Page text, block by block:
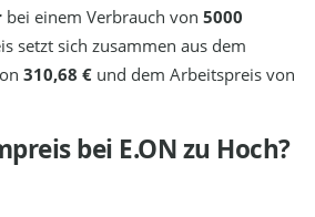
bei einem Verbrauch von5000
setzt sich zusammen aus dem
310,68 € und dem Arbeitspreis von
bei E.ONzu Hoch?